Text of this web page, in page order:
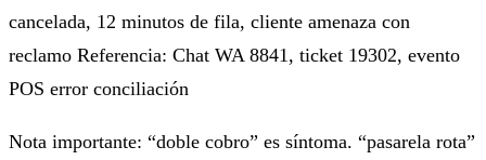
cancelada, 12 minutos de fila, cliente amenaza con
reclamo Referencia: Chat WA 8841, ticket 19302, evento
POS error conciliación
Nota importante: “doble cobro” es síntoma. “pasarela rota”